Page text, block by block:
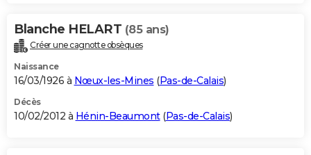
Blanche HELART (85 ans)
Créer une cagnotte obsèques
Naissance
16/03/1926 à Nœux-les-Mines (Pas-de-Calais)
Décès
10/02/2012 à Hénin-Beaumont(Pas-de-Calais)